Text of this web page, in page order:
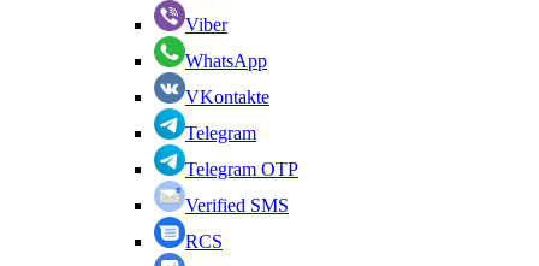
Viber
WhatsApp
VKontakte
Telegram
Telegram OTP
Verified SMS
RCS